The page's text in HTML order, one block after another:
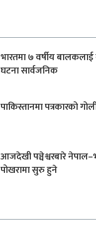
भारतमा ७ वर्षीय
घटना सार्वजनिक
पाकिस्तानमा पत्रकारको
आजदेखी पञ्चेश्वरबारे
पोखरामा सुरु हुने